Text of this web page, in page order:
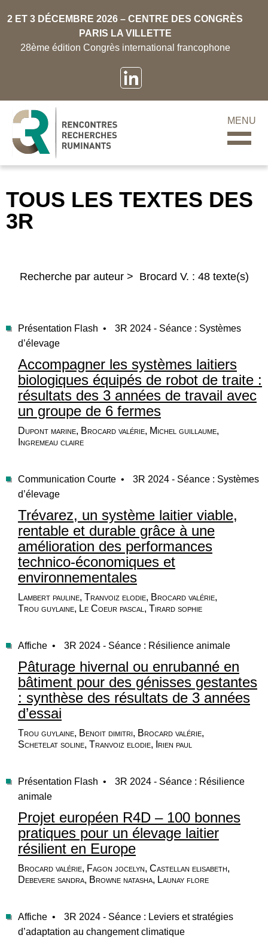
2 ET 3 DÉCEMBRE 2026 – CENTRE DES CONGRÈS
PARIS LA VILLETTE
28ème édition Congrès international francophone
MENU
TOUS LES TEXTES DES
3R
Recherche par auteur > Brocard V. : 48 texte(s)
Présentation Flash •
3R 2024 - Séance : Systèmes
d’élevage
Accompagner les systèmes laitiers
biologiques équipés de robot de traite :
résultats des 3 années de travail avec
un groupe de 6 fermes
Dupont marine, Brocard valérie, Michel guillaume,
Ingremeau claire
Communication Courte •
3R 2024 - Séance : Systèmes
d’élevage
Trévarez, un système laitier viable,
rentable et durable grâce à une
amélioration des performances
technico-économiques et
environnementales
Lambert pauline, Tranvoiz elodie, Brocard valérie,
Trou guylaine, Le Coeur pascal, Tirard sophie
Affiche • 3R 2024 - Séance : Résilience animale
Pâturage hivernal ou enrubanné en
bâtiment pour des génisses gestantes
: synthèse des résultats de 3 années
d’essai
Trou guylaine, Benoit dimitri, Brocard valérie,
Schetelat soline, Tranvoiz elodie, Irien paul
Présentation Flash •
3R 2024 - Séance : Résilience
animale
Projet européen R4D – 100 bonnes
pratiques pour un élevage laitier
résilient en Europe
Brocard valérie, Fagon jocelyn, Castellan elisabeth,
Debevere sandra, Browne natasha, Launay flore
Affiche •
3R 2024 - Séance : Leviers et stratégies
d’adaptation au changement climatique